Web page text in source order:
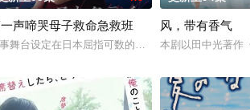
门“GATE24”。
公室爱情故事，讲述拥有特殊能力的读心少女与外
声啼哭母子救命急救班
舞台设定在日本屈指可数的顶级豪华医院“圣菲奥娜
风，带有香气
本剧以田中光著作